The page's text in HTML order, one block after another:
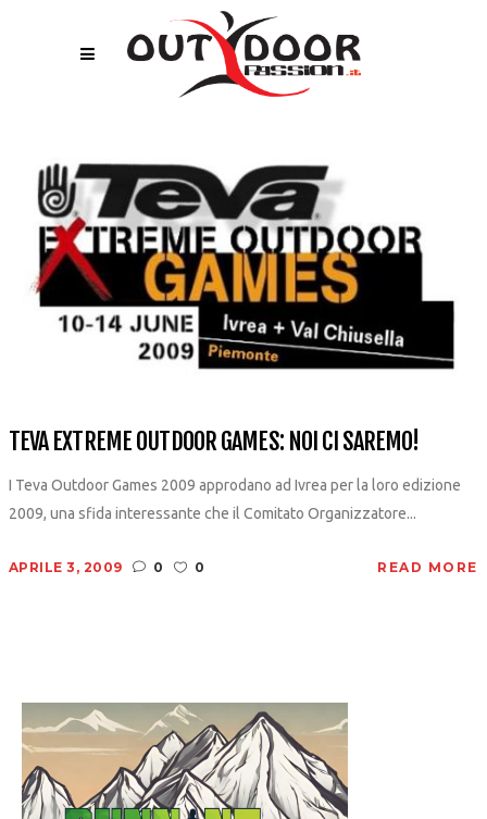
TEVA EXTREME OUTDOOR GAMES: NOI CI SAREMO!
I Teva Outdoor Games 2009 approdano ad Ivrea per la loro edizione
2009, una sfida interessante che il Comitato Organizzatore...
APRILE 3, 2009 0 0 READ MORE